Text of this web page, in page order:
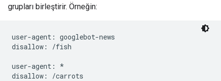
grupları birleştirir. Örneğin:
user-agent: googlebot-news
disallow: /fish
user-agent: *
disallow: /carrots